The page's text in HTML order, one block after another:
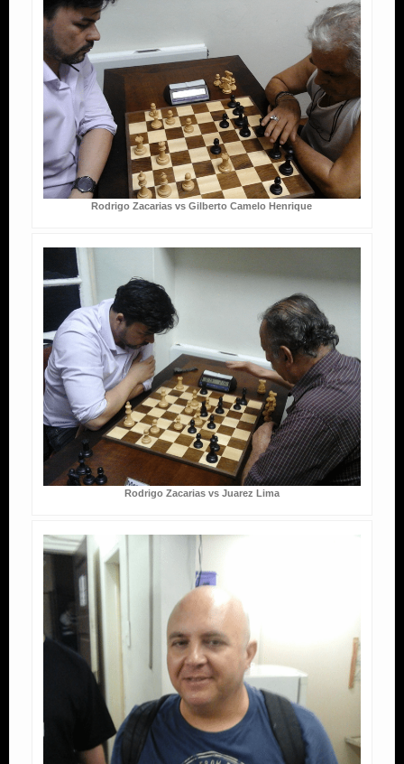
Rodrigo Zacarias vs Gilberto Camelo Henrique
Rodrigo Zacarias vs Juarez Lima